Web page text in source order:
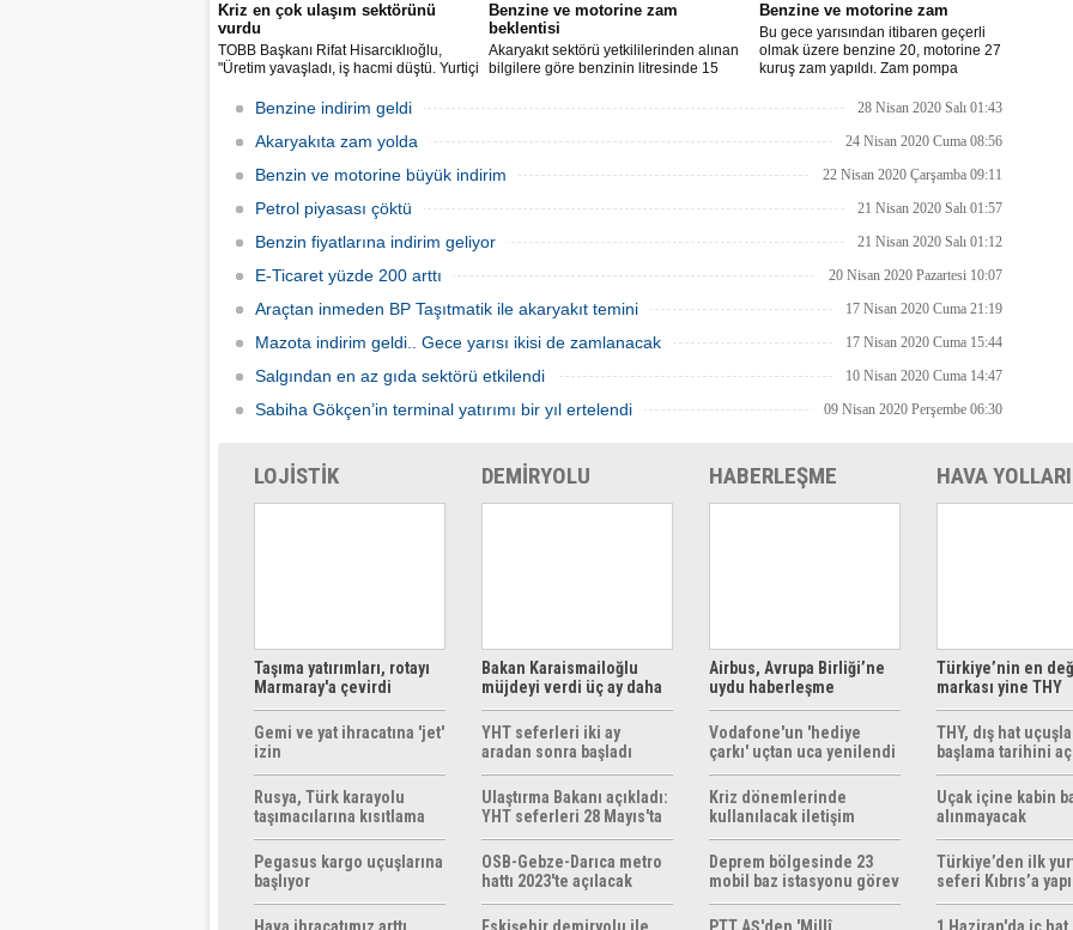
Kriz en çok ulaşım sektörünü
vurdu
TOBB Başkanı Rifat Hisarcıklıoğlu,
"Üretim yavaşladı, iş hacmi düştü. Yurtiçi
sınırları kapattı, ihracat yavaşladı,
mallarımızı taşıyamaz hale geldik" dedi.
Benzine ve motorine zam
beklentisi
Akaryakıt sektörü yetkililerinden alınan
bilgilere göre benzinin litresinde 15
zam yapılması bekleniyor.
Benzine ve motorine zam
Bu gece yarısından itibaren geçerli
olmak üzere benzine 20, motorine 27
kuruş zam yapıldı. Zam pompa
Benzine indirim geldi 28 Nisan 2020 Salı 01:43
Akaryakıta zam yolda 24 Nisan 2020 Cuma 08:56
Benzin ve motorine büyük indirim 22 Nisan 2020 Çarşamba 09:11
Petrol piyasası çöktü 21 Nisan 2020 Salı 01:57
Benzin fiyatlarına indirim geliyor 21 Nisan 2020 Salı 01:12
E-Ticaret yüzde 200 arttı 20 Nisan 2020 Pazartesi 10:07
Araçtan inmeden BP Taşıtmatik ile akaryakıt temini 17 Nisan 2020 Cuma 21:19
Mazota indirim geldi.. Gece yarısı ikisi de zamlanacak 17 Nisan 2020 Cuma 15:44
Salgından en az gıda sektörü etkilendi 10 Nisan 2020 Cuma 14:47
Sabiha Gökçen’in terminal yatırımı bir yıl ertelendi 09 Nisan 2020 Perşembe 06:30
LOJİSTİK
Taşıma yatırımları, rotayı
Marmaray'a çevirdi
Gemi ve yat ihracatına 'jet'
izin
Rusya, Türk karayolu
taşımacılarına kısıtlama
getirebilir
Pegasus kargo uçuşlarına
başlıyor
DEMİRYOLU
Bakan Karaismailoğlu
müjdeyi verdi üç ay daha
ücretsiz
YHT seferleri iki ay
aradan sonra başladı
Ulaştırma Bakanı açıkladı:
YHT seferleri 28 Mayıs'ta
başlıyor
OSB-Gebze-Darıca metro
hattı 2023'te açılacak
HABERLEŞME
Airbus, Avrupa Birliği’ne
uydu haberleşme
çözümleri sunuyor
Vodafone'un 'hediye
çarkı' uçtan uca yenilendi
Kriz dönemlerinde
kullanılacak iletişim
yöntemleri rehberi
hazırlandı
Deprem bölgesinde 23
mobil baz istasyonu görev
yapıyor
HAVA YOLLARI
Türkiye’nin en
markası yine THY
THY, dış hat
başlama tarihini
Uçak içine kabin
alınmayacak
Türkiye’den ilk yurt
seferi Kıbrıs’a